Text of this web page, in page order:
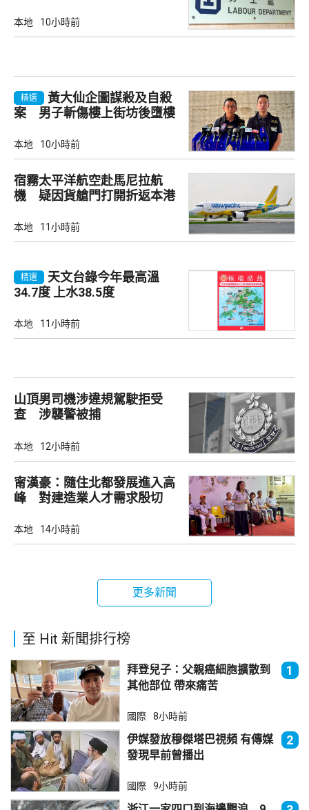
本地 10小時前
精選
黃大仙企圖謀殺及自殺
案 男子斬傷樓上街坊後墮樓
本地 10小時前
宿霧太平洋航空赴馬尼拉航
機 疑因貨艙門打開折返本港
本地 11小時前
精選
天文台錄今年最高溫
34.7度 上水38.5度
本地 11小時前
山頂男司機涉違規駕駛拒受
查 涉襲警被捕
本地 12小時前
甯漢豪：隨住北都發展進入高
峰 對建造業人才需求殷切
本地 14小時前
更多新聞
至 Hit 新聞排行榜
拜登兒子：父親癌細胞擴散到
其他部位 帶來痛苦
1
國際 8小時前
伊媒發放穆傑塔巴視頻 有傳媒
發現早前曾播出
2
國際 9小時前